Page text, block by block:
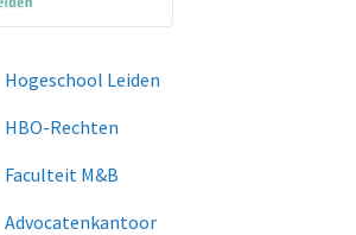
Hogeschool Leiden
HBO-Rechten
Faculteit M&B
Advocatenkantoor